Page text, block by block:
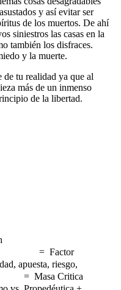
y así evitar ser
de los muertos. De ahí
siniestros las casas en la
también los disfraces.
y la muerte.
de tu realidad ya que al
más de un inmenso
de la libertad.
= Factor
apuesta, riesgo,
= Masa Critica